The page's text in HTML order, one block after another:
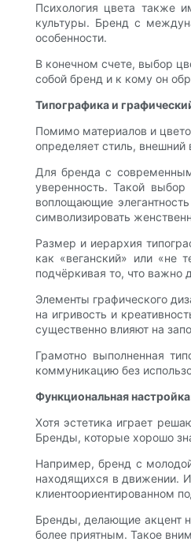
Психология цвета также
культуры. Бренд с
особенности.
В конечном счете, выбор
собой бренд и к кому он
Типографика и
Помимо материалов и
определяет стиль,
Для бренда с
уверенность. Такой
воплощающие
символизировать
Размер и иерархия
как «веганский» или «не
подчёркивая то, что важно
Элементы графического
на игривость и
существенно влияют на
Грамотно выполненная
коммуникацию без
Функциональная
Хотя эстетика играет
Бренды, которые хорошо
Например, бренд с
находящихся в движении.
клиентоориентированном
Бренды, делающие акцент
более приятным. Такое